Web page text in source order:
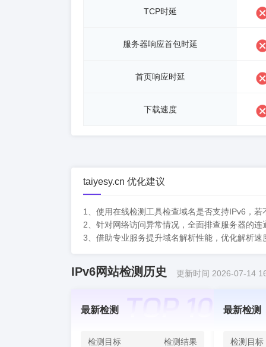
TCP时延
服务器响应首包时延
首页响应时延
下载速度
taiyesy.cn 优化建议
1、使用在线检测工具检查域名是否支持IPv6，
2、针对网络访问异常情况，全面排查服务器的
3、借助专业服务提升域名解析性能，优化解析速
IPv6网站检测历史 更新时间 2026-07-14
最新检测
检测目标 检测结果
最新检测
检测目标